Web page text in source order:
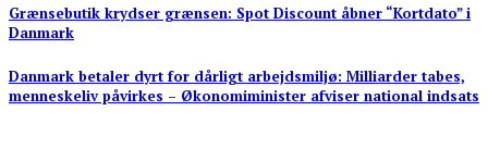
Indlægsnavigation
Grænsebutik krydser grænsen: Spot Discount åbner “Kortdato” i
Danmark
Danmark betaler dyrt for dårligt arbejdsmiljø: Milliarder tabes,
menneskeliv påvirkes – Økonomiminister afviser national indsats